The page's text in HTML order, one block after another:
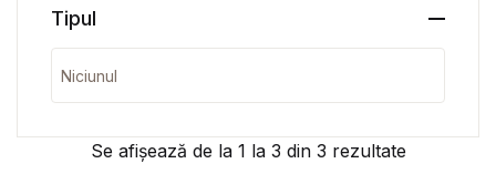
Se afișează de la 1 la 3 din 3 rezultate
Tipul